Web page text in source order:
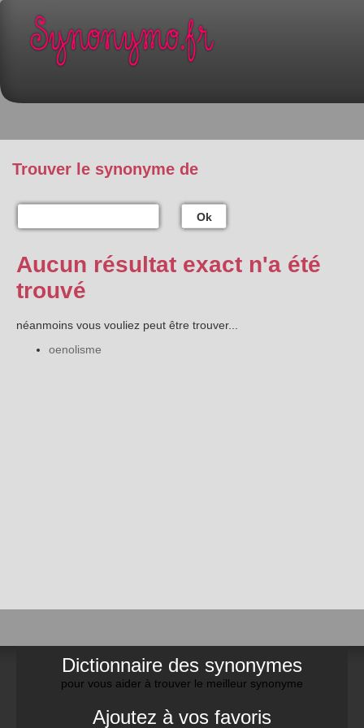
Trouver le synonyme de
Ok
Aucun résultat exact n'a été
trouvé
néanmoins vous vouliez peut être trouver...
oenolisme
Dictionnaire des synonymes
pour vous aider à trouver le meilleur synonyme
Ajoutez à vos favoris